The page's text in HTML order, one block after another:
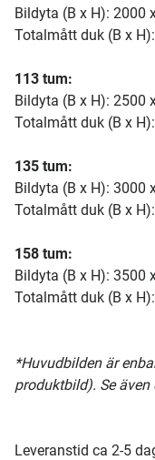
Bildyta (B x H): 2000
Totalmått duk (B x
113 tum:
Bildyta (B x H): 2500
Totalmått duk (B x
135 tum:
Bildyta (B x H): 3000
Totalmått duk (B x
158 tum:
Bildyta (B x H): 3500
Totalmått duk (B x
*Huvudbilden är
produktbild). Se
Leveranstid ca 2-5